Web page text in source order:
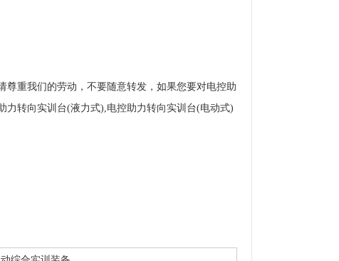
重我们的劳动，不要随意转发，如果您要对电控助
力转向实训台(液力式),电控助力转向实训台(电动式)